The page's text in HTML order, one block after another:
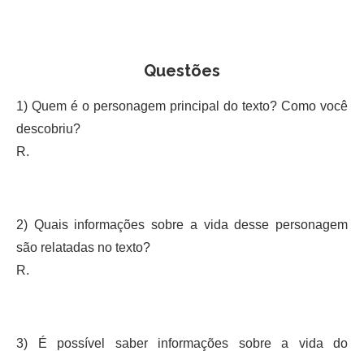
Questões
1) Quem é o personagem principal do texto? Como você
descobriu?
R.
2) Quais informações sobre a vida desse personagem
são relatadas no texto?
R.
3) É possível saber informações sobre a vida do